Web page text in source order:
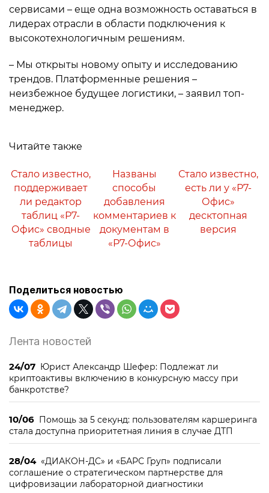
сервисами – еще одна возможность оставаться в
лидерах отрасли в области подключения к
высокотехнологичным решениям.
– Мы открыты новому опыту и исследованию
трендов. Платформенные решения –
неизбежное будущее логистики, – заявил топ-
менеджер.
Читайте также
Стало известно,
поддерживает
ли редактор
таблиц «Р7-
Офис» сводные
таблицы
Названы
способы
добавления
комментариев к
документам в
«Р7-Офис»
Стало известно,
есть ли у «Р7-
Офис»
десктопная
версия
Поделиться новостью
Лента новостей
24/07 Юрист Александр Шефер: Подлежат ли
криптоактивы включению в конкурсную массу при
банкротстве?
10/06 Помощь за 5 секунд: пользователям каршеринга
стала доступна приоритетная линия в случае ДТП
28/04 «ДИАКОН-ДС» и «БАРС Груп» подписали
соглашение о стратегическом партнерстве для
цифровизации лабораторной диагностики